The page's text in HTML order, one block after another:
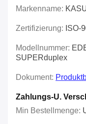
Markenname:
Zertifizierung: ISO-
Modellnummer:
SUPERduplex
Dokument:
Zahlungs-U.
Min Bestellmenge: